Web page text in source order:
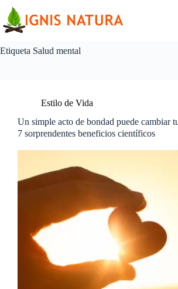
contenido
Etiqueta Salud mental
Estilo de Vida
Un simple acto de bondad puede cambiar
7 sorprendentes beneficios científicos